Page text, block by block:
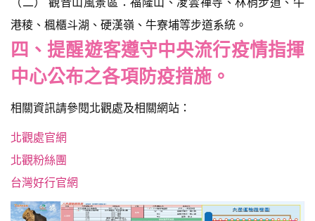
（二） 觀音山風景區：福隆山、凌雲禪寺、林梢步道、牛
港稜、楓櫃斗湖、硬漢嶺、牛寮埔等步道系統。
四、提醒遊客遵守中央流行疫情指揮
中心公布之各項防疫措施。
相關資訊請參閱北觀處及相關網站：
北觀處官網
北觀粉絲團
台灣好行官網